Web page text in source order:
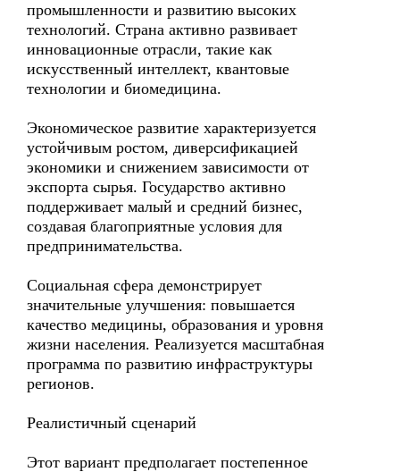
промышленности и развитию высоких
технологий. Страна активно развивает
инновационные отрасли, такие как
искусственный интеллект, квантовые
технологии и биомедицина.
Экономическое развитие характеризуется
устойчивым ростом, диверсификацией
экономики и снижением зависимости от
экспорта сырья. Государство активно
поддерживает малый и средний бизнес,
создавая благоприятные условия для
предпринимательства.
Социальная сфера демонстрирует
значительные улучшения: повышается
качество медицины, образования и уровня
жизни населения. Реализуется масштабная
программа по развитию инфраструктуры
регионов.
Реалистичный сценарий
Этот вариант предполагает постепенное